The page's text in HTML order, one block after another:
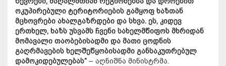
ოკუპირებული ტერიტორიების გამყოფ ხაზთან
მცხოვრები ახალგაზრდები და სხვა. ეს, კიდევ
ერთხელ, ხაზს უსვამს ჩვენი სახელმწიფოს მხრიდან
მომავალი თაობებისადმი და მათი ცოდნის
გაღრმავების ხელშეწყობისადმი განსაკუთრებულ
დამოკიდებულებას“ – აღნიშნა მინისტრმა.